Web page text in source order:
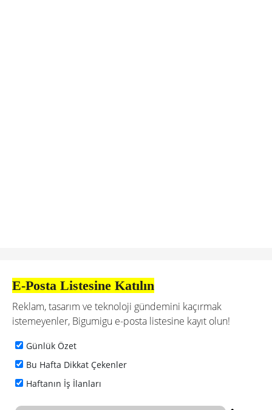
E-Posta Listesine Katılın
Reklam, tasarım ve teknoloji gündemini kaçırmak
istemeyenler, Bigumigu e-posta listesine kayıt olun!
Günlük Özet
Bu Hafta Dikkat Çekenler
Haftanın İş İlanları